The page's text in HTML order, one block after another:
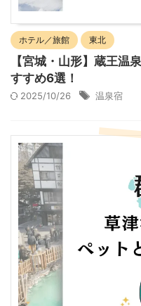
ホテル／旅館 東北
【宮城・山形】蔵王温
すすめ6選！
2025/10/26 温泉宿